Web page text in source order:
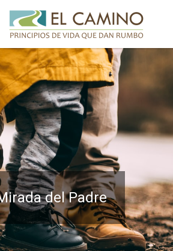
7 Palabras de la